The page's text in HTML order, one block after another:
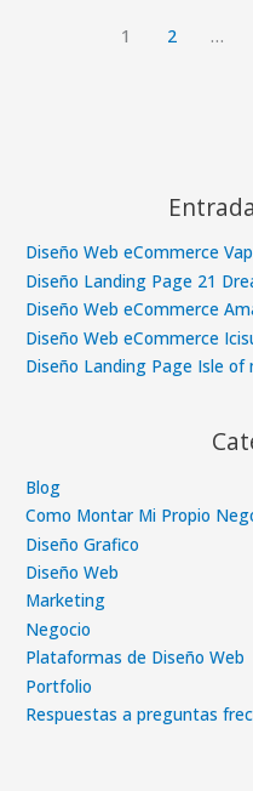
1 2 …
Diseño Web eCommerce
Diseño Landing Page 21
Diseño Web eCommerce
Diseño Web eCommerce
Diseño Landing Page Isle
Blog
Como Montar Mi Propio
Diseño Grafico
Diseño Web
Marketing
Negocio
Plataformas de Diseño Web
Portfolio
Respuestas a preguntas